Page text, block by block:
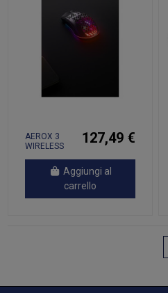
AEROX 3
WIRELESS
127,49 €
Aggiungi al
carrello